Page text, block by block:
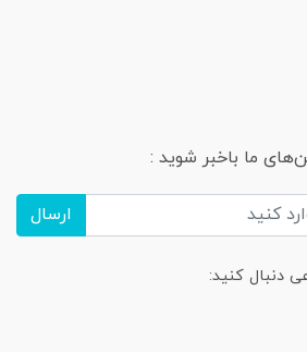
ما باخبر شوید :
ارسال
دنبال کنید: